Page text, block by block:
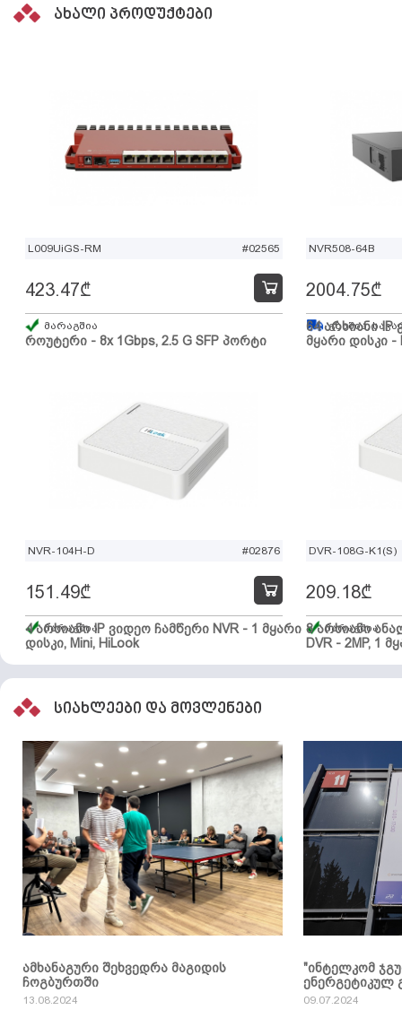
ახალი პროდუქტები
L009UiGS-RM #02565
როუტერი - 8x 1Gbps, 2.5 G SFP პორტი
423.47₾
მარაგშია
NVR508-64B
64 არხიანი IP
მყარი დისკი -
2004.75₾
გზაშია,
NVR-104H-D #02876
4 არხიანი IP ვიდეო ჩამწერი NVR - 1 მყარი
დისკი, Mini, HiLook
151.49₾
მარაგშია
DVR-108G-K1(S)
8 არხიანი
DVR - 2MP, 1
209.18₾
მარაგშია
სიახლეები და მოვლენები
ამხანაგური შეხვედრა მაგიდის
ჩოგბურთში
13.08.2024
"ინტელკომ
ენერგეტიკულ
09.07.2024